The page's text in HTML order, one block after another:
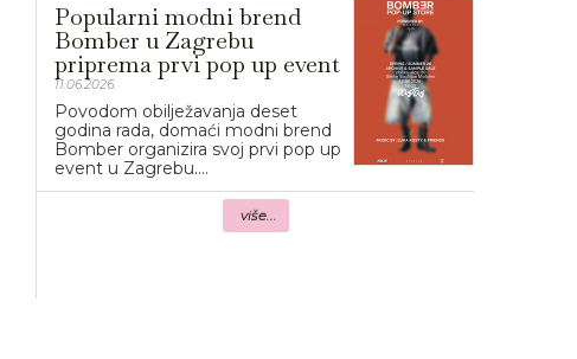
Popularni modni brend
Bomber u Zagrebu
priprema prvi pop up event
11.06.2026.
Povodom obilježavanja deset
godina rada, domaći modni brend
Bomber organizira svoj prvi pop up
event u Zagrebu....
više...